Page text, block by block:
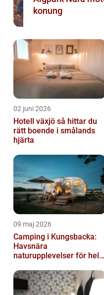
konung
02 juni 2026
Hotell växjö så hittar du
rätt boende i smålands
hjärta
09 maj 2026
Camping i Kungsbacka:
Havsnära
naturupplevelser för hela